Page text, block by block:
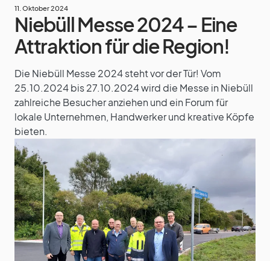
11. Oktober 2024
Niebüll Messe 2024 – Eine
Attraktion für die Region!
Die Niebüll Messe 2024 steht vor der Tür! Vom
25.10.2024 bis 27.10.2024 wird die Messe in Niebüll
zahlreiche Besucher anziehen und ein Forum für
lokale Unternehmen, Handwerker und kreative Köpfe
bieten.